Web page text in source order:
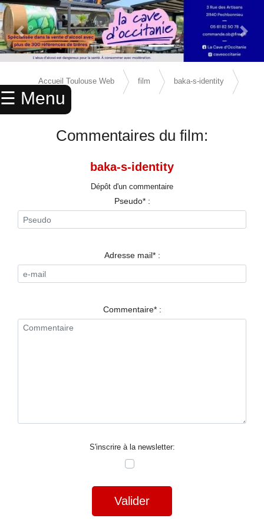
☰ Menu
× ACCUEIL
ANNUAIRE
SPORTS
RESTAURANTS
NUIT
Previous Slide Next
Accueil Toulouse Web film baka-s-identity
avis
Commentaires du film:
baka-s-identity
Dépôt d'un commentaire
Pseudo* :
Adresse mail* :
Commentaire* :
S'inscrire à la newsletter:
Valider